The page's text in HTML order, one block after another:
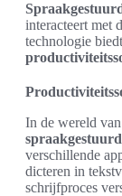
interacteert met
technologie
In de wereld van
verschillende
dicteren in
schrijfproces